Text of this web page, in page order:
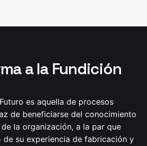
a la Fundición
es aquella de procesos
de beneficiarse del conocimiento
la organización, a la par que
de su experiencia de fabricación y